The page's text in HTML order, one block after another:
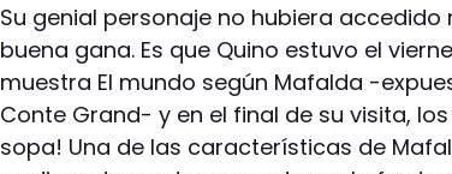
Su genial personaje no hubiera
buena gana. Es que Quino estuvo el
muestra El mundo según Mafalda -
Conte Grand- y en el final de su visita,
sopa! Una de las características de